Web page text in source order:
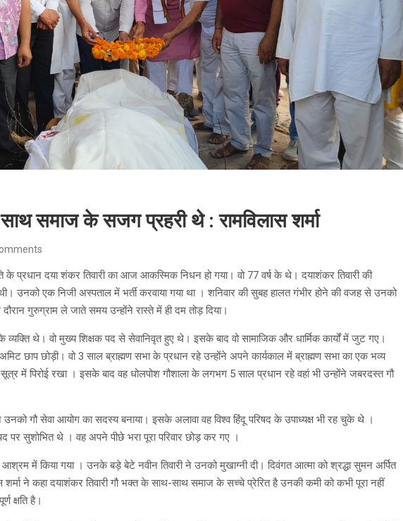
समाज के सजग प्रहरी थे : रामविलास शर्मा
के प्रधान दया शंकर तिवारी का आज आकस्मिक निधन हो गया। वो 77 वर्ष के थे। दयाशंकर तिवारी की
उनको एक निजी अस्पताल में भर्ती करवाया गया था । शनिवार की सुबह हालत गंभीर होने की वजह से उनको
गुरुग्राम ले जाते समय उन्होंने रास्ते में ही दम तोड़ दिया।
के व्यक्ति थे। वो मुख्य शिक्षक पद से सेवानिवृत हुए थे। इसके बाद वो सामाजिक और धार्मिक कार्यों में जुट गए।
छाप छोड़ी। वो 3 साल ब्राह्मण सभा के प्रधान रहे उन्होंने अपने कार्यकाल में ब्राह्मण सभा का एक भव्य
में पिरोई रखा । इसके बाद वह धोलपोश गौशाला के लगभग 5 साल प्रधान रहे वहां भी उन्होंने जबरदस्त गौ
गौ सेवा आयोग का सदस्य बनाया। इसके अलावा वह विश्व हिंदू परिषद के उपाध्यक्ष भी रह चुके थे ।
पर सुशोभित थे । वह अपने पीछे भरा पूरा परिवार छोड़ कर गए ।
में किया गया । उनके बड़े बेटे नवीन तिवारी ने उनको मुखाग्नी दी। दिवंगत आत्मा को श्रद्धा सुमन अर्पित
शर्मा ने कहा दयाशंकर तिवारी गौ भक्त के साथ-साथ समाज के सच्चे प्रेरित है उनकी कमी को कभी पूरा नहीं
क्षति है।